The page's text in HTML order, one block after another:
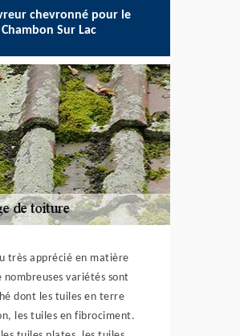
chevronné pour le
Sur Lac
très apprécié en matière
variétés sont
dont les tuiles en terre
les tuiles en fibrociment.